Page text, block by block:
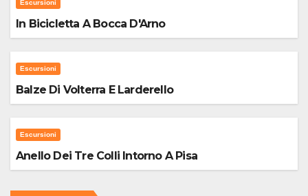
Escursioni
In Bicicletta A Bocca D'Arno
Escursioni
Balze Di Volterra E Larderello
Escursioni
Anello Dei Tre Colli Intorno A Pisa